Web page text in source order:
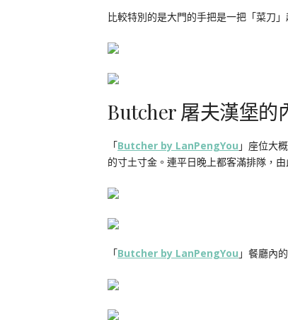
比較特別的是大門的手把是一把「菜刀」
Butcher 屠夫漢堡的
「Butcher by LanPengYou 」座位大
的寸土寸金。連平日晚上都客滿排隊，
「Butcher by LanPengYou 」餐廳內